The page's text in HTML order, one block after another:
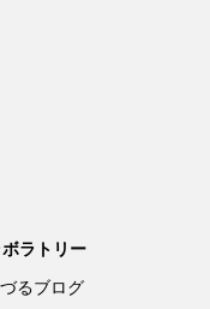
ラトリー
るブログ